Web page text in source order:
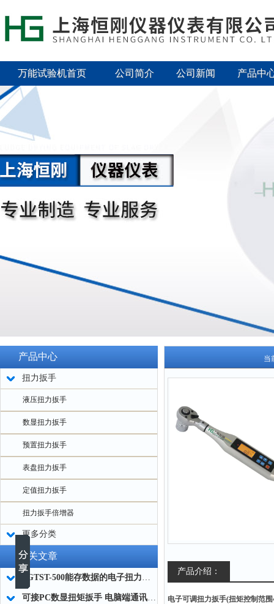
万能试验机首页 公司简介 公司新闻 产品中
产品中心
扭力扳手
液压扭力扳手
数显扭力扳手
预置扭力扳手
表盘扭力扳手
定值扭力扳手
扭力扳手倍增器
更多分类
相关文章
SGTST-500能存数据的电子扭力扳手 带工作记录的智能扭力扳手厂家
可接PC数显扭矩扳手 电脑端通讯力矩扳手 数据上传电脑电子扭力扳手厂家
当
产品介绍：
电子可调扭力扳手(扭矩控制范围